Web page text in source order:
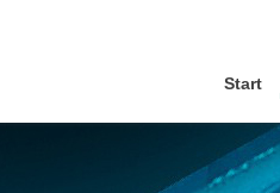
Start